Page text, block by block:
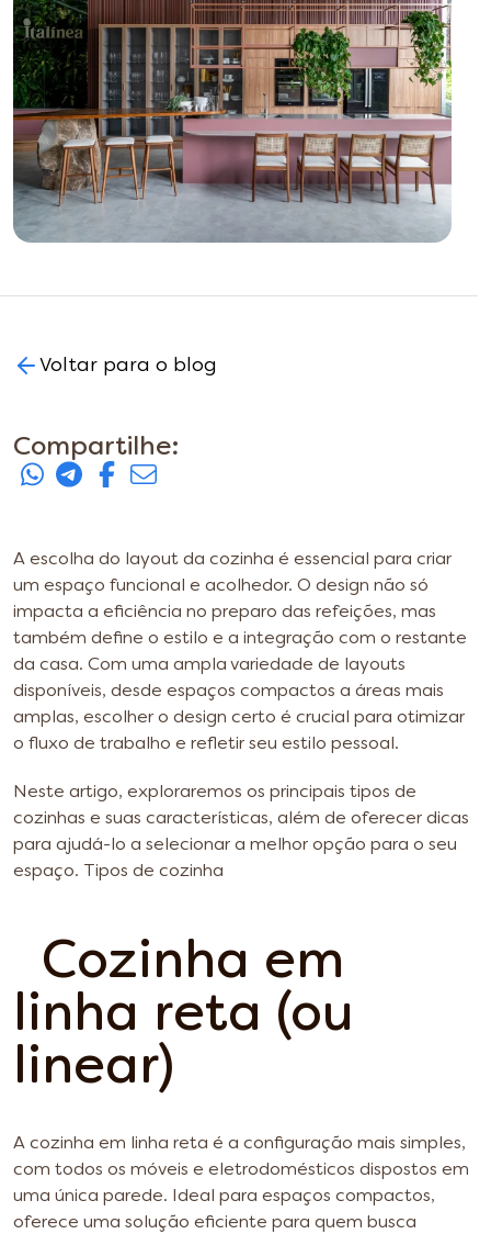
Voltar para o blog
Compartilhe:
A escolha do layout da cozinha é essencial para criar
um espaço funcional e acolhedor. O design não só
impacta a eficiência no preparo das refeições, mas
também define o estilo e a integração com o restante
da casa. Com uma ampla variedade de layouts
disponíveis, desde espaços compactos a áreas mais
amplas, escolher o design certo é crucial para otimizar
o fluxo de trabalho e refletir seu estilo pessoal.
Neste artigo, exploraremos os principais tipos de
cozinhas e suas características, além de oferecer dicas
para ajudá-lo a selecionar a melhor opção para o seu
espaço. Tipos de cozinha
Cozinha em
linha reta (ou
linear)
A cozinha em linha reta é a configuração mais simples,
com todos os móveis e eletrodomésticos dispostos em
uma única parede. Ideal para espaços compactos,
oferece uma solução eficiente para quem busca